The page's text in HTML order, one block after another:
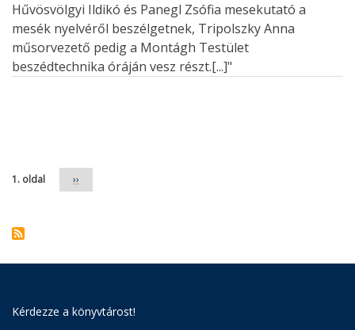
Hűvösvölgyi Ildikó és Panegl Zsófia mesekutató a
mesék nyelvéről beszélgetnek, Tripolszky Anna
műsorvezető pedig a Montágh Testület
beszédtechnika óráján vesz részt.[...]"
1. oldal Következő
oldal
››
Kérdezze a könyvtárost!